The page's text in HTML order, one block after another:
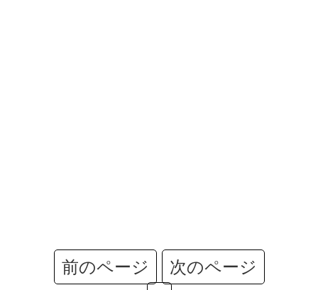
前のページ 次のページ